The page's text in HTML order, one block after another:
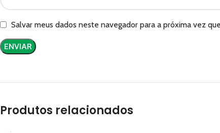
Salvar meus dados neste navegador para a próxima vez
Produtos relacionados